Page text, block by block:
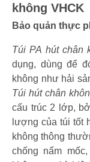
không VHCK
Bảo quản thực
Túi PA hút chân
dụng, dùng để
không như hải
Túi hút chân
cấu trúc 2 lớp,
lượng của túi tốt
không thông
chống nấm